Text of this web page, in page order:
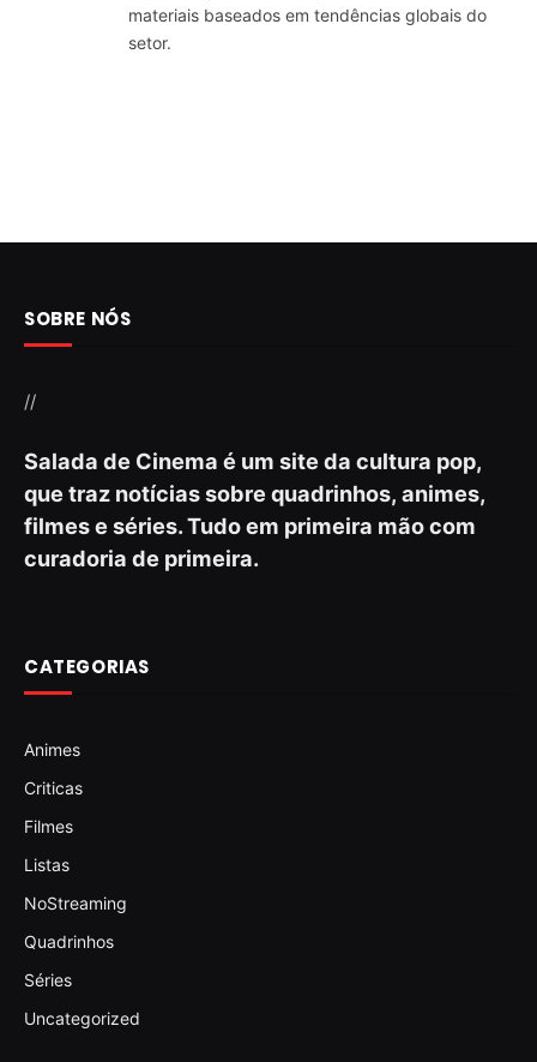
materiais baseados em tendências globais do
setor.
SOBRE NÓS
//
Salada de Cinema é um site da cultura pop,
que traz notícias sobre quadrinhos, animes,
filmes e séries. Tudo em primeira mão com
curadoria de primeira.
CATEGORIAS
Animes
Criticas
Filmes
Listas
NoStreaming
Quadrinhos
Séries
Uncategorized